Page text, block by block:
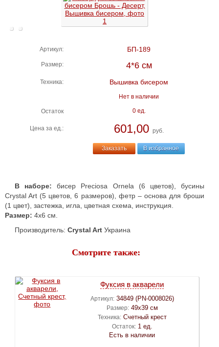
Артикул: БП-189
Размер: 4*6 см
Техника: Вышивка бисером
Нет в наличии
Остаток 0 ед.
Цена за ед.: 601,00 руб.
Заказать В избранное
В наборе: бисер Preciosa Ornela (6 цветов), бусины
Crystal Art (5 цветов, 6 размеров), фетр – основа для броши
(1 цвет), застежка, игла, цветная схема, инструкция.
Размер: 4х6 см.
Производитель: Crystal Art Украина
Смотрите также:
Фуксия в акварели
Артикул: 34849 (PN-0008026)
Размер: 49х39 см
Техника: Счетный крест
Остаток: 1 ед.
Есть в наличии